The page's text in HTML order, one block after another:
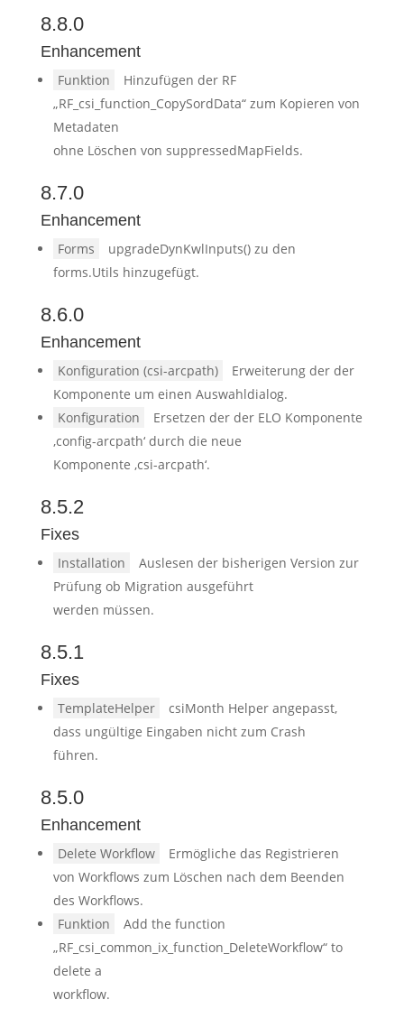
8.8.0
Enhancement
Funktion
Hinzufügen der RF
„RF_csi_function_CopySordData“ zum Kopieren von
Metadaten
ohne Löschen von suppressedMapFields.
8.7.0
Enhancement
Forms
upgradeDynKwlInputs() zu den
forms.Utils hinzugefügt.
8.6.0
Enhancement
Konfiguration (csi-arcpath)
Erweiterung der der
Komponente um einen Auswahldialog.
Konfiguration
Ersetzen der der ELO Komponente
‚config-arcpath‘ durch die neue
Komponente ‚csi-arcpath‘.
8.5.2
Fixes
Installation
Auslesen der bisherigen Version zur
Prüfung ob Migration ausgeführt
werden müssen.
8.5.1
Fixes
TemplateHelper
csiMonth Helper angepasst,
dass ungültige Eingaben nicht zum Crash
führen.
8.5.0
Enhancement
Delete Workflow
Ermögliche das Registrieren
von Workflows zum Löschen nach dem Beenden
des Workflows.
Funktion
Add the function
„RF_csi_common_ix_function_DeleteWorkflow“ to
delete a
workflow.